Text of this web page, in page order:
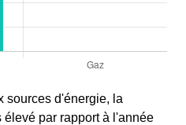
sources d'énergie, la
par rapport à l'année